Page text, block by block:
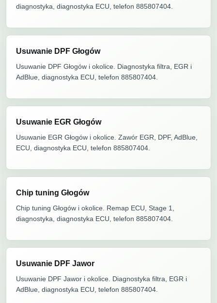
diagnostyka, diagnostyka ECU, telefon 885807404.
Usuwanie DPF Głogów
Usuwanie DPF Głogów i okolice. Diagnostyka filtra, EGR i
AdBlue, diagnostyka ECU, telefon 885807404.
Usuwanie EGR Głogów
Usuwanie EGR Głogów i okolice. Zawór EGR, DPF, AdBlue,
ECU, diagnostyka ECU, telefon 885807404.
Chip tuning Głogów
Chip tuning Głogów i okolice. Remap ECU, Stage 1,
diagnostyka, diagnostyka ECU, telefon 885807404.
Usuwanie DPF Jawor
Usuwanie DPF Jawor i okolice. Diagnostyka filtra, EGR i
AdBlue, diagnostyka ECU, telefon 885807404.